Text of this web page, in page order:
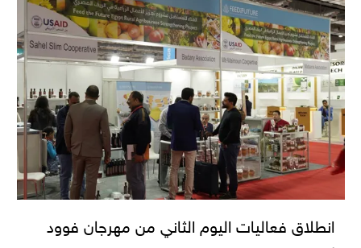
انطلاق فعاليات اليوم الثاني من مهرجان فوود